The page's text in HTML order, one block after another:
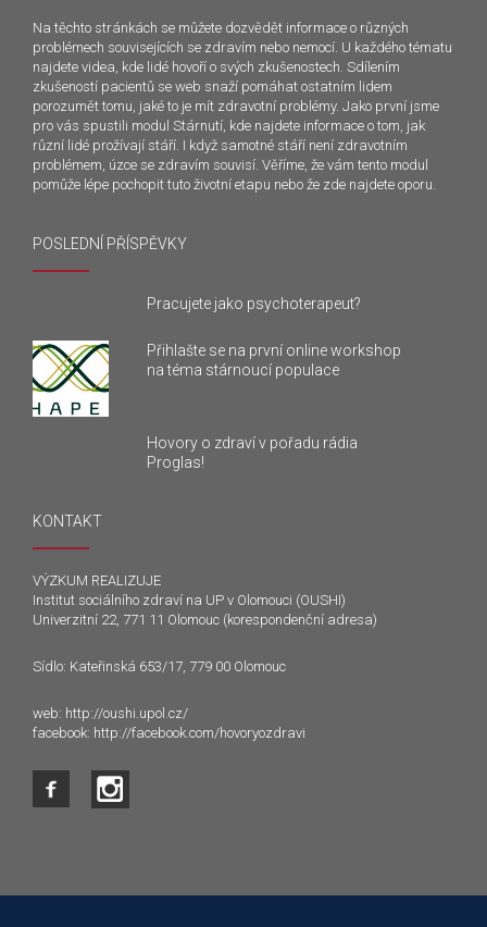
Na těchto stránkách se můžete dozvědět informace o různých
problémech souvisejících se zdravím nebo nemocí. U každého tématu
najdete videa, kde lidé hovoří o svých zkušenostech. Sdílením
zkušeností pacientů se web snaží pomáhat ostatním lidem
porozumět tomu, jaké to je mít zdravotní problémy. Jako první jsme
pro vás spustili modul Stárnutí, kde najdete informace o tom, jak
různí lidé prožívají stáří. I když samotné stáří není zdravotním
problémem, úzce se zdravím souvisí. Věříme, že vám tento modul
pomůže lépe pochopit tuto životní etapu nebo že zde najdete oporu.
POSLEDNÍ PŘÍSPĚVKY
Pracujete jako psychoterapeut?
Přihlašte se na první online workshop
na téma stárnoucí populace
Hovory o zdraví v pořadu rádia
Proglas!
KONTAKT
VÝZKUM REALIZUJE
Institut sociálního zdraví na UP v Olomouci (OUSHI)
Univerzitní 22, 771 11 Olomouc (korespondenční adresa)
Sídlo: Kateřinská 653/17, 779 00 Olomouc
web: http://oushi.upol.cz/
facebook: http://facebook.com/hovoryozdravi